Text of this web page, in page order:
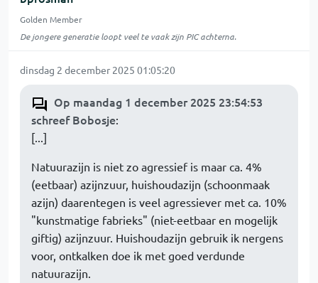
Golden Member
De jongere generatie loopt veel te vaak zijn PIC achterna.
dinsdag 2 december 2025 01:05:20
Op maandag 1 december 2025 23:54:53
schreef Bobosje:
[...]
Natuurazijn is niet zo agressief is maar ca. 4%
(eetbaar) azijnzuur, huishoudazijn (schoonmaak
azijn) daarentegen is veel agressiever met ca. 10%
"kunstmatige fabrieks" (niet-eetbaar en mogelijk
giftig) azijnzuur. Huishoudazijn gebruik ik nergens
voor, ontkalken doe ik met goed verdunde
natuurazijn.